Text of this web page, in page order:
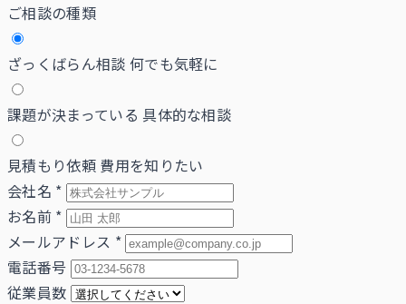
ご相談の種類
ざっくばらん相談 何でも気軽に
課題が決まっている 具体的な相談
見積もり依頼 費用を知りたい
会社名 *
お名前 *
メールアドレス *
電話番号
従業員数